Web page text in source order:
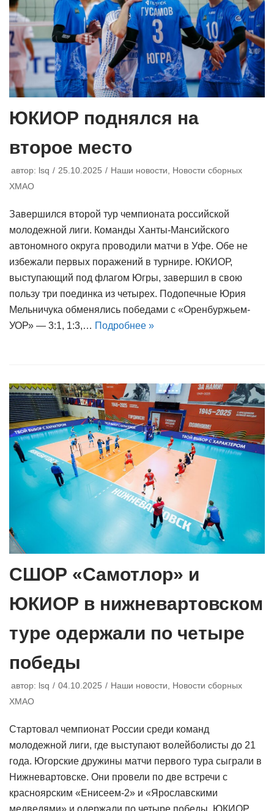
ЮКИОР поднялся на
второе место
автор: lsq 25.10.2025 Наши новости
Новости сборных
ХМАО
Завершился второй тур чемпионата российской
молодежной лиги. Команды Ханты-Мансийского
автономного округа проводили матчи в Уфе. Обе не
избежали первых поражений в турнире. ЮКИОР,
выступающий под флагом Югры, завершил в свою
пользу три поединка из четырех. Подопечные Юрия
Мельничука обменялись победами с «Оренбуржьем-
УОР» — 3:1, 1:3,… Подробнее »
СШОР «Самотлор» и
ЮКИОР в нижневартовском
туре одержали по четыре
победы
автор: lsq 04.10.2025 Наши новости, Новости сборных
ХМАО
Стартовал чемпионат России среди команд
молодежной лиги, где выступают волейболисты до 21
года. Югорские дружины матчи первого тура сыграли в
Нижневартовске. Они провели по две встречи с
красноярским «Енисеем-2» и «Ярославскими